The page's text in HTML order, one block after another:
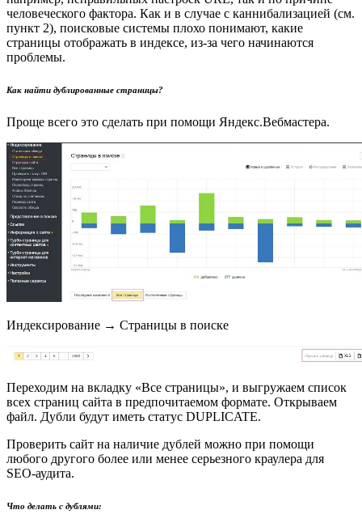
человеческого фактора. Как и в случае с каннибализацией (см.
пункт 2), поисковые системы плохо понимают, какие
страницы отображать в индексе, из-за чего начинаются
проблемы.
Как найти дублированные страницы?
Проще всего это сделать при помощи Яндекс.Вебмастера.
Индексирование → Страницы в поиске
Переходим на вкладку «Все страницы», и выгружаем список
всех страниц сайта в предпочитаемом формате. Открываем
файл. Дубли будут иметь статус DUPLICATE.
Проверить сайт на наличие дублей можно при помощи
любого другого более или менее серьезного краулера для
SEO-аудита.
Что делать с дублями: